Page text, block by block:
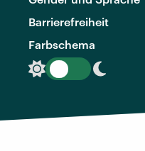
Barrierefreiheit
Farbschema